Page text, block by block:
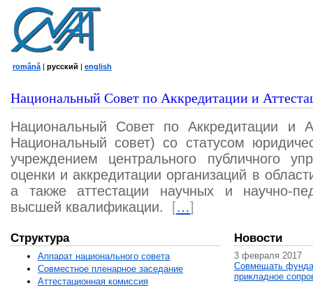
română | русский | english
Национальный Совет по Аккредитации и
Национальный Совет по Аккредитации и
Национальный совет) со статусом
учреждением центрального публичного
оценки и аккредитации организаций в
а также аттестации научных и научно-
высшей квалификации.
[…]
Структура
Аппарат национального совета
Совместное пленарное заседание
Аттестационная комисcия
Новости
3 февраля 2017
Совмещать
прикладное